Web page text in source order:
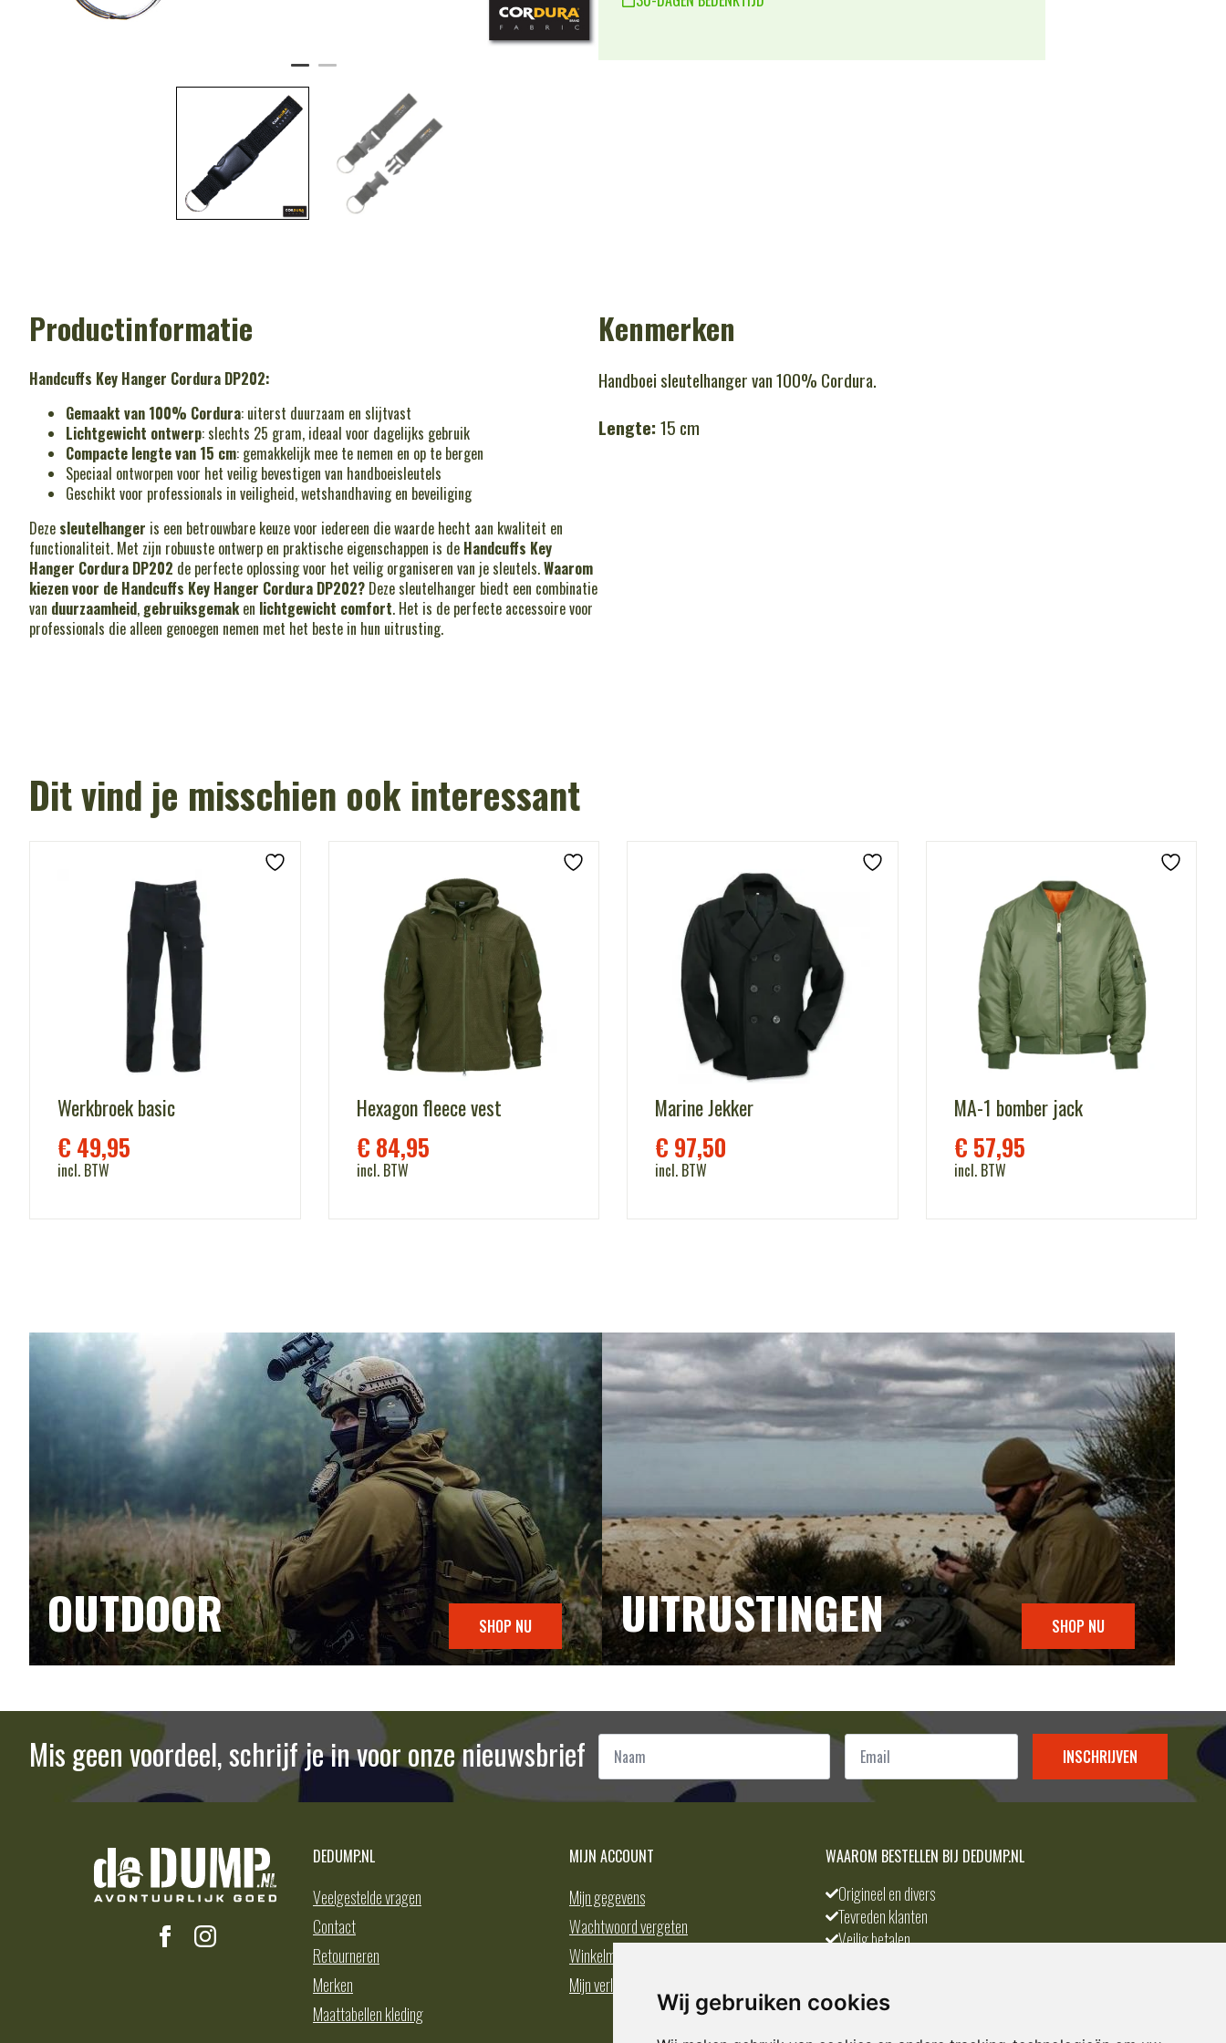
Wij gebruiken cookies
Productinformatie
Handcuffs Key Hanger Cordura DP202:
Gemaakt van 100% Cordura: uiterst duurzaam en slijtvast
Lichtgewicht ontwerp: slechts 25 gram, ideaal voor dagelijks gebruik
Compacte lengte van 15 cm: gemakkelijk mee te nemen en op te bergen
Speciaal ontworpen voor het veilig bevestigen van handboeisleutels
Geschikt voor professionals in veiligheid, wetshandhaving en beveiliging
Deze sleutelhanger is een betrouwbare keuze voor iedereen die waarde hecht aan kwaliteit en
functionaliteit. Met zijn robuuste ontwerp en praktische eigenschappen is de Handcuffs Key
Hanger Cordura DP202 de perfecte oplossing voor het veilig organiseren van je sleutels.Waarom
kiezen voor de Handcuffs Key Hanger Cordura DP202? Deze sleutelhanger biedt een combinatie
van duurzaamheid, gebruiksgemaken lichtgewicht comfort. Het is de perfecte accessoire voor
professionals die alleen genoegen nemen met het beste in hun uitrusting.
Kenmerken
Handboei sleutelhanger van 100% Cordura.
Lengte: 15 cm
Dit vind je misschien ook interessant
Werkbroek basic
€ 49,95
incl. BTW
Hexagon fleece vest
€ 84,95
incl. BTW
Marine Jekker
€ 97,50
incl. BTW
MA-1 bomber jack
€ 57,95
incl. BTW
OUTDOOR SHOP NU UITRUSTINGEN SHOP NU
Mis geen voordeel, schrijf je in voor onze nieuwsbrief Naam Email
INSCHRIJVEN
DEDUMP.NL
Veelgestelde vragen
Contact
Retourneren
Merken
Maattabellen kleding
MIJN ACCOUNT
Mijn gegevens
Wachtwoord vergeten
Winkelmand
Mijn verlanglijst
WAAROM BESTELLEN BIJ DEDUMP.NL
Origineel en divers
Tevreden klanten
Veilig betalen